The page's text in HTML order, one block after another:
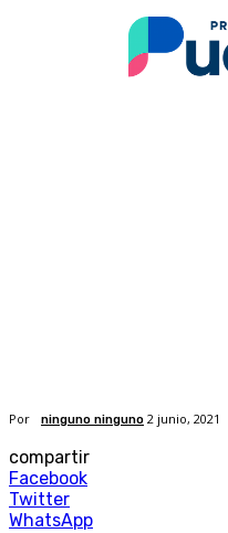
Por ninguno ninguno 2 junio, 2021
compartir
Facebook
Twitter
WhatsApp